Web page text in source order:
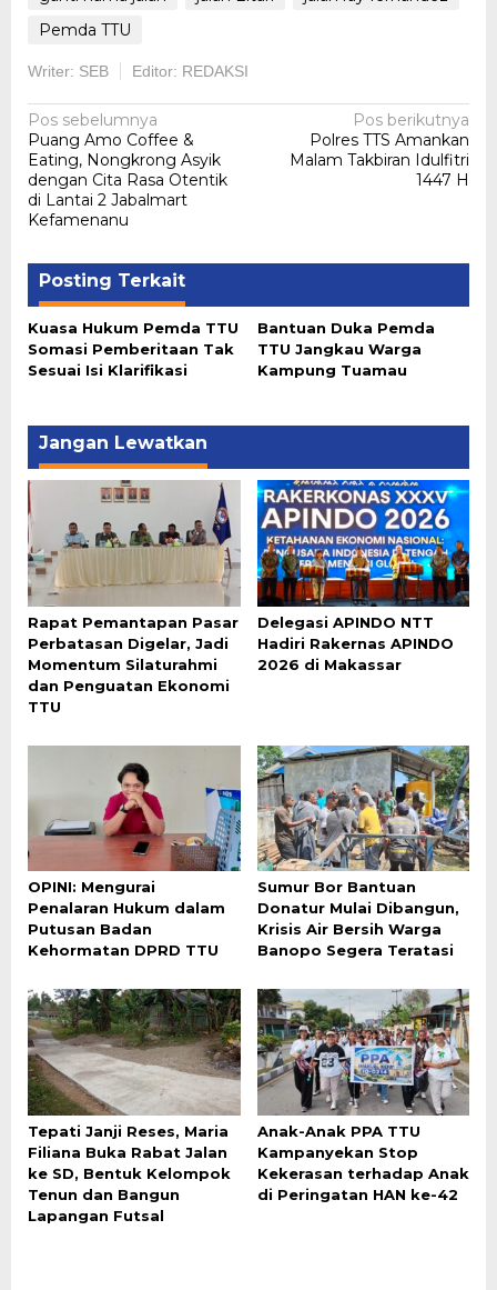
Pemda TTU
Writer: SEB Editor: REDAKSI
Navigasi
pos
Pos sebelumnya
Puang Amo Coffee &
Eating, Nongkrong Asyik
dengan Cita Rasa Otentik
di Lantai 2 Jabalmart
Kefamenanu
Pos berikutnya
Polres TTS Amankan
Malam Takbiran Idulfitri
1447 H
Posting Terkait
Kuasa Hukum Pemda TTU
Somasi Pemberitaan Tak
Sesuai Isi Klarifikasi
Bantuan Duka Pemda
TTU Jangkau Warga
Kampung Tuamau
Jangan Lewatkan
Rapat Pemantapan Pasar
Perbatasan Digelar, Jadi
Momentum Silaturahmi
dan Penguatan Ekonomi
TTU
Delegasi APINDO NTT
Hadiri Rakernas APINDO
2026 di Makassar
OPINI: Mengurai
Penalaran Hukum dalam
Putusan Badan
Kehormatan DPRD TTU
Sumur Bor Bantuan
Donatur Mulai Dibangun,
Krisis Air Bersih Warga
Banopo Segera Teratasi
Tepati Janji Reses, Maria
Filiana Buka Rabat Jalan
ke SD, Bentuk Kelompok
Tenun dan Bangun
Lapangan Futsal
Anak-Anak PPA TTU
Kampanyekan Stop
Kekerasan terhadap Anak
di Peringatan HAN ke-42